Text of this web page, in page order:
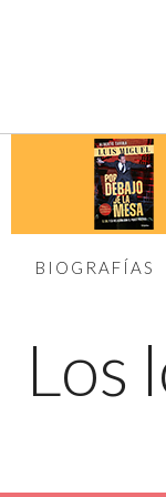
BIOGRAFÍAS
Los